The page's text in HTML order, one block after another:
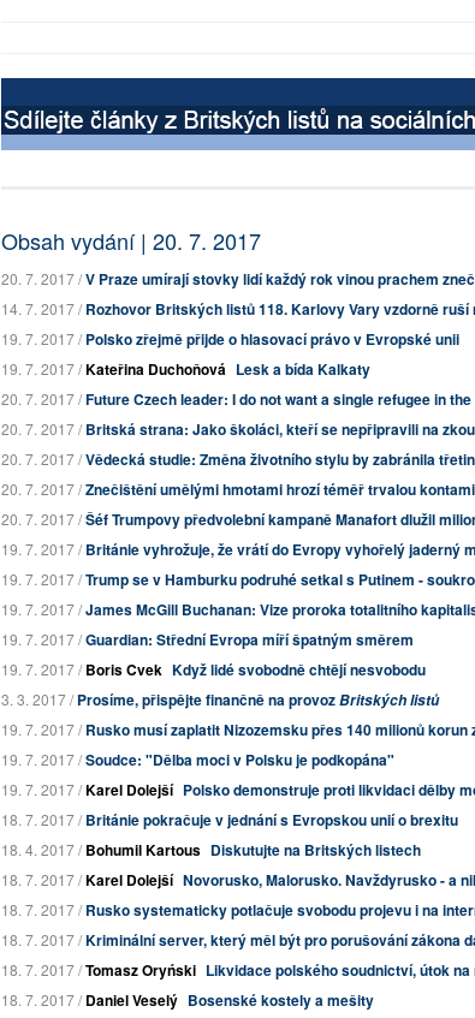
Obsah vydání | 20. 7. 2017
20. 7. 2017 /V Praze umírají stovky lidí každý rok vinou prachem
14. 7. 2017 /Rozhovor Britských listů 118. Karlovy Vary vzdorně ruší
19. 7. 2017 /Polsko zřejmě přijde o hlasovací právo v Evropské unii
19. 7. 2017 /Kateřina Duchoňová Lesk a bída Kalkaty
20. 7. 2017 /Future Czech leader: I do not want a single refugee in the
20. 7. 2017 /Britská strana: Jako školáci, kteří se nepřipravili na
20. 7. 2017 /Vědecká studie: Změna životního stylu by zabránila
20. 7. 2017 /Znečištění umělými hmotami hrozí téměř trvalou
20. 7. 2017 /Šéf Trumpovy předvolební kampaně Manafort dlužil
19. 7. 2017 /Británie vyhrožuje, že vrátí do Evropy vyhořelý jaderný
19. 7. 2017 /Trump se v Hamburku podruhé setkal s Putinem -
19. 7. 2017 /James McGill Buchanan: Vize proroka totalitního
19. 7. 2017 /Guardian: Střední Evropa míří špatným směrem
19. 7. 2017 /Boris Cvek Když lidé svobodně chtějí nesvobodu
3. 3. 2017 /Prosíme, přispějte finančně na provozBritských listů
19. 7. 2017 /Rusko musí zaplatit Nizozemsku přes 140 milionů korun
19. 7. 2017 /Soudce: "Dělba moci v Polsku je podkopána"
19. 7. 2017 /Karel Dolejší Polsko demonstruje proti likvidaci dělby
18. 7. 2017 /Británie pokračuje v jednání s Evropskou unií o brexitu
18. 4. 2017 /Bohumil Kartous Diskutujte na Britských listech
18. 7. 2017 /Karel Dolejší Novorusko, Malorusko. Navždyrusko - a
18. 7. 2017 /Rusko systematicky potlačuje svobodu projevu i na
18. 7. 2017 /Kriminální server, který měl být pro porušování zákona
18. 7. 2017 /Tomasz Oryński Likvidace polského soudnictví, útok
18. 7. 2017 /Daniel Veselý Bosenské kostely a mešity